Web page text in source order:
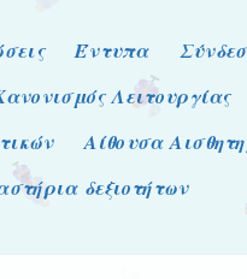
Έντυπα
Λειτουργίας
Αίθουσα
δεξιοτήτων